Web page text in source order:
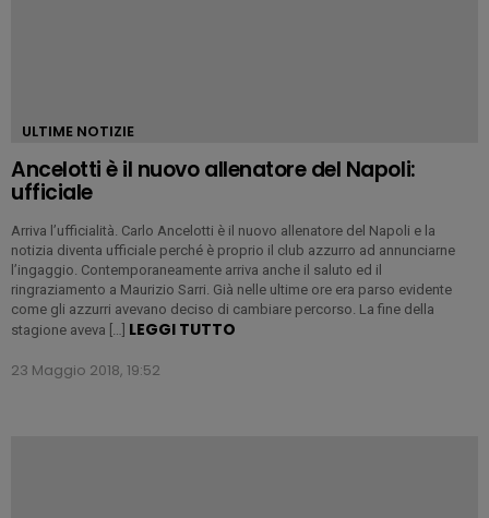
ULTIME NOTIZIE
Ancelotti è il nuovo allenatore del Napoli:
ufficiale
Arriva l’ufficialità. Carlo Ancelotti è il nuovo allenatore del Napoli e la
notizia diventa ufficiale perché è proprio il club azzurro ad annunciarne
l’ingaggio. Contemporaneamente arriva anche il saluto ed il
ringraziamento a Maurizio Sarri. Già nelle ultime ore era parso evidente
come gli azzurri avevano deciso di cambiare percorso. La fine della
stagione aveva […] LEGGI TUTTO
23 Maggio 2018, 19:52